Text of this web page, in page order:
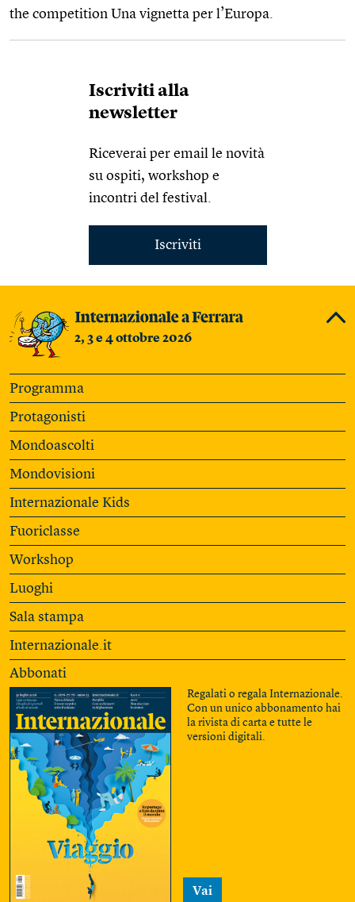
the competition Una vignetta per l’Europa.
Iscriviti alla
newsletter
Riceverai per email le novità
su ospiti, workshop e
incontri del festival.
Iscriviti
2, 3 e 4 ottobre 2026
Programma
Protagonisti
Mondoascolti
Mondovisioni
Internazionale Kids
Fuoriclasse
Workshop
Luoghi
Sala stampa
Internazionale.it
Abbonati
Regalati o regala Internazionale.
Con un unico abbonamento hai
la rivista di carta e tutte le
versioni digitali.
Vai